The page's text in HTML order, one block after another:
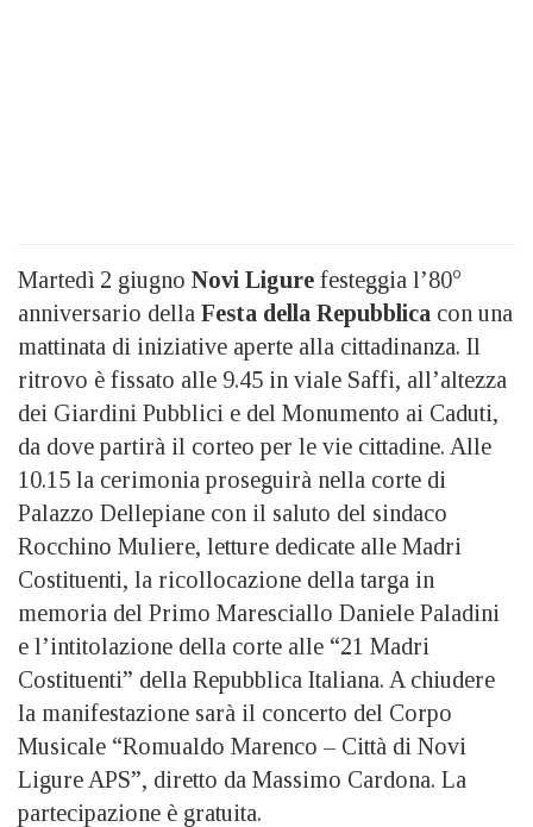
Martedì 2 giugno Novi Ligure festeggia l’80°
anniversario della Festa della Repubblica con una
mattinata di iniziative aperte alla cittadinanza. Il
ritrovo è fissato alle 9.45 in viale Saffi, all’altezza
dei Giardini Pubblici e del Monumento ai Caduti,
da dove partirà il corteo per le vie cittadine. Alle
10.15 la cerimonia proseguirà nella corte di
Palazzo Dellepiane con il saluto del sindaco
Rocchino Muliere, letture dedicate alle Madri
Costituenti, la ricollocazione della targa in
memoria del Primo Maresciallo Daniele Paladini
e l’intitolazione della corte alle “21 Madri
Costituenti” della Repubblica Italiana. A chiudere
la manifestazione sarà il concerto del Corpo
Musicale “Romualdo Marenco – Città di Novi
Ligure APS”, diretto da Massimo Cardona. La
partecipazione è gratuita.